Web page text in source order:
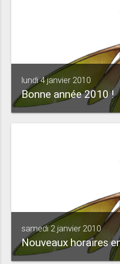
lundi 4 janvier 2010
Bonne année 2010 !
samedi 2 janvier 2010
Nouveaux horaires